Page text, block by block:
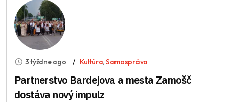
3 týždne ago Kultúra,Samospráva
Partnerstvo Bardejova a mesta Zamošč
dostáva nový impulz